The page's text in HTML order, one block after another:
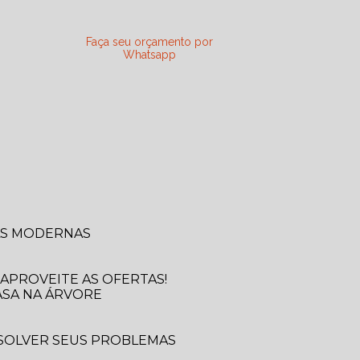
Faça seu orçamento por
Whatsapp
MODERNAS
AS OFERTAS!
NA ÁRVORE